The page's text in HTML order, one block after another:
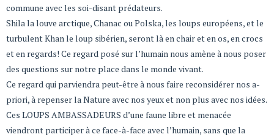
commune avec les soi-disant prédateurs.
Shila la louve arctique, Chanac ou Polska, les loups européens, et le
turbulent Khan le loup sibérien, seront là en chair et en os, en crocs
et en regards! Ce regard posé sur l’humain nous amène à nous poser
des questions sur notre place dans le monde vivant.
Ce regard qui parviendra peut-être à nous faire reconsidérer nos a-
priori, à repenser la Nature avec nos yeux et non plus avec nos idées.
Ces LOUPS AMBASSADEURS d’une faune libre et menacée
viendront participer à ce face-à-face avec l’humain, sans que la